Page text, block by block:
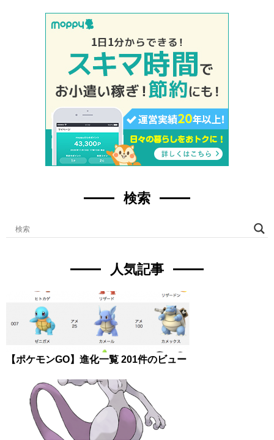
検索
人気記事
【ポケモンGO】進化一覧 201件のビュー